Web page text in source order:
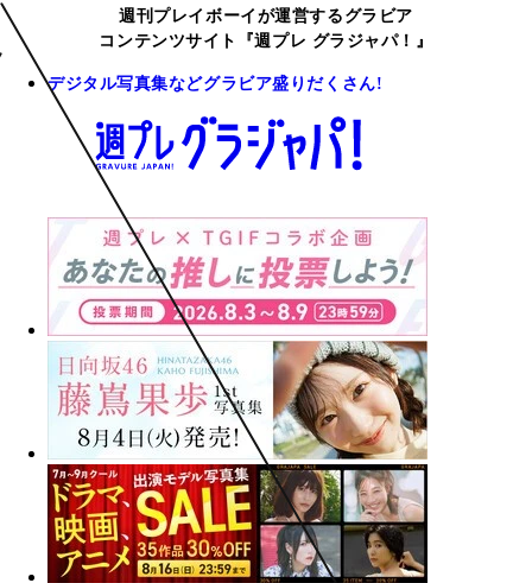
週刊プレイボーイが運営するグラビア
コンテンツサイト『週プレ グラジャパ！』
デジタル写真集などグラビア盛りだくさん!